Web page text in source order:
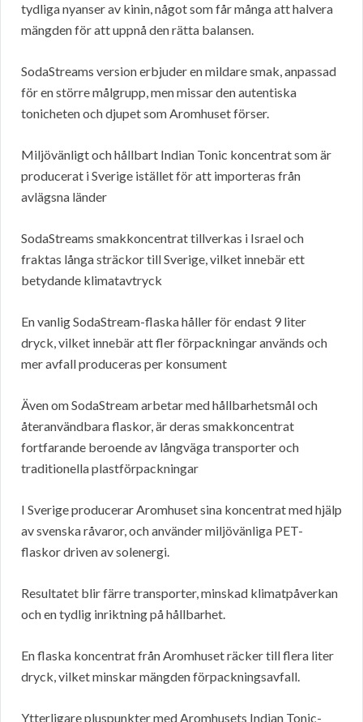
tydliga nyanser av kinin, något som får många att halvera
mängden för att uppnå den rätta balansen.
SodaStreams version erbjuder en mildare smak, anpassad
för en större målgrupp, men missar den autentiska
tonicheten och djupet som Aromhuset förser.
Miljövänligt och hållbart Indian Tonic koncentrat som är
producerat i Sverige istället för att importeras från
avlägsna länder
SodaStreams smakkoncentrat tillverkas i Israel och
fraktas långa sträckor till Sverige, vilket innebär ett
betydande klimatavtryck
En vanlig SodaStream-flaska håller för endast 9 liter
dryck, vilket innebär att fler förpackningar används och
mer avfall produceras per konsument
Även om SodaStream arbetar med hållbarhetsmål och
återanvändbara flaskor, är deras smakkoncentrat
fortfarande beroende av långväga transporter och
traditionella plastförpackningar
I Sverige producerar Aromhuset sina koncentrat med hjälp
av svenska råvaror, och använder miljövänliga PET-
flaskor driven av solenergi.
Resultatet blir färre transporter, minskad klimatpåverkan
och en tydlig inriktning på hållbarhet.
En flaska koncentrat från Aromhuset räcker till flera liter
dryck, vilket minskar mängden förpackningsavfall.
Ytterligare pluspunkter med Aromhusets Indian Tonic-